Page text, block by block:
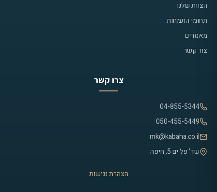
הצוות שלנו
תחומי התמחות
מאמרים
צור קשר
צרו קשר
04-855-5344
050-455-5449
mk@kabaha.co.il
שד' פל ים 5, חיפה
הצהרת נגישות